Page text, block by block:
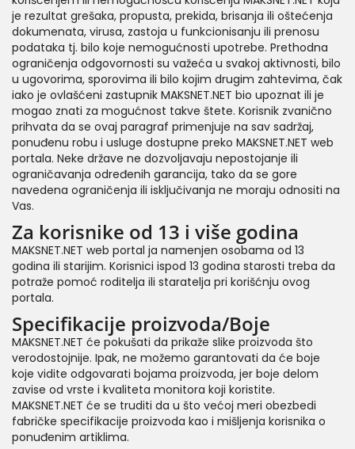
je rezultat grešaka, propusta, prekida, brisanja ili oštećenja
dokumenata, virusa, zastoja u funkcionisanju ili prenosu
podataka tj. bilo koje nemogućnosti upotrebe. Prethodna
ograničenja odgovornosti su važeća u svakoj aktivnosti, bilo
u ugovorima, sporovima ili bilo kojim drugim zahtevima, čak
iako je ovlašćeni zastupnik MAKSNET.NET bio upoznat ili je
mogao znati za mogućnost takve štete. Korisnik zvanično
prihvata da se ovaj paragraf primenjuje na sav sadržaj,
ponuđenu robu i usluge dostupne preko MAKSNET.NET web
portala. Neke države ne dozvoljavaju nepostojanje ili
ograničavanja određenih garancija, tako da se gore
navedena ograničenja ili isključivanja ne moraju odnositi na
Vas.
Za korisnike od 13 i više godina
MAKSNET.NET web portal ja namenjen osobama od 13
godina ili starijim. Korisnici ispod 13 godina starosti treba da
potraže pomoć roditelja ili staratelja pri korišćnju ovog
portala.
Specifikacije proizvoda/Boje
MAKSNET.NET će pokušati da prikaže slike proizvoda što
verodostojnije. Ipak, ne možemo garantovati da će boje
koje vidite odgovarati bojama proizvoda, jer boje delom
zavise od vrste i kvaliteta monitora koji koristite.
MAKSNET.NET će se truditi da u što većoj meri obezbedi
fabričke specifikacije proizvoda kao i mišljenja korisnika o
ponuđenim artiklima.